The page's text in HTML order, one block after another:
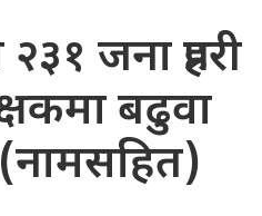
जना प्रहरी
बढुवा